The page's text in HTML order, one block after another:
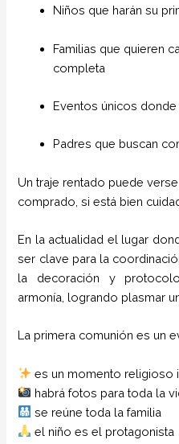
Niños que harán su
Familias que quieren
completa
Eventos únicos
Padres que buscan
Un traje rentado puede
comprado, si está bien
En la actualidad el lugar
ser clave para la
la decoración y
armonía, logrando plasmar
La primera comunión es un
es un momento religioso
habrá fotos para toda la
se reúne toda la familia
el niño es el protagonista